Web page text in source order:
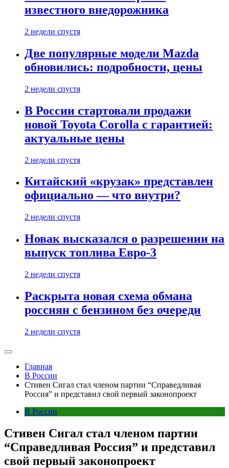
известного внедорожника
2 недели спустя
Две популярные модели Mazda
обновились: подробности, цены
2 недели спустя
В России стартовали продажи
новой Toyota Corolla с гарантией:
актуальные цены
2 недели спустя
Китайский «крузак» представлен
официально — что внутри?
2 недели спустя
Новак высказался о разрешении на
выпуск топлива Евро-3
2 недели спустя
Раскрыта новая схема обмана
россиян с бензином без очереди
2 недели спустя
Главная
В России
Стивен Сигал стал членом партии “Справедливая
Россия” и представил свой первый законопроект
В России
Стивен Сигал стал членом партии
“Справедливая Россия” и представил
свой первый законопроект